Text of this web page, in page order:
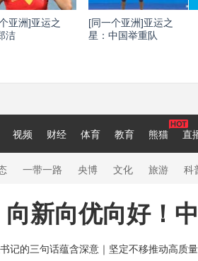
亚洲]亚运之
洁
[同一个亚洲]亚运之
星：中国举重队